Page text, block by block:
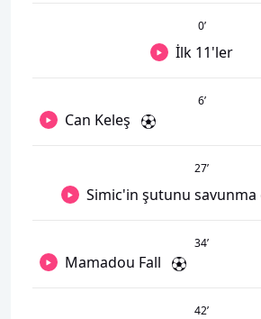
0’
İlk 11'ler
6’
Can Keleş
27’
Simic'in şutunu savunma
34’
Mamadou Fall
42’